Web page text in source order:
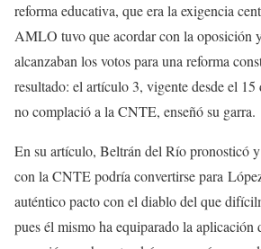
reforma educativa, que era la exigencia
AMLO tuvo que acordar con la oposición
alcanzaban los votos para una reforma
resultado: el artículo 3, vigente desde el
no complació a la CNTE, enseñó su garra.
En su artículo, Beltrán del Río pronosticó
con la CNTE podría convertirse para
auténtico pacto con el diablo del que
pues él mismo ha equiparado la aplicación